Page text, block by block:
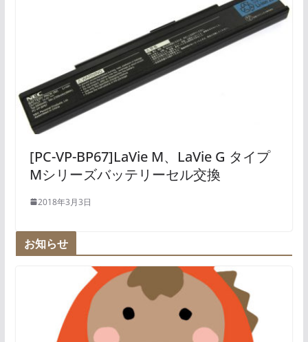
[PC-VP-BP67]LaVie M、LaVie G タイプ
Mシリーズバッテリーセル交換
2018年3月3日
お知らせ